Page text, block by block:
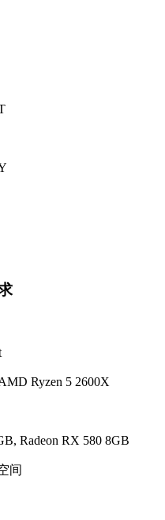
Ryzen 5 2600X
Radeon RX 580 8GB
间